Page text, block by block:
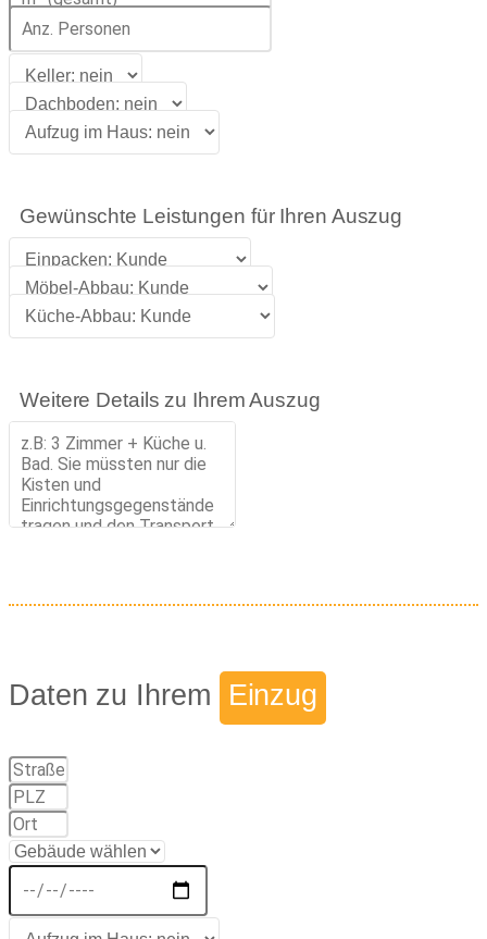
Gewünschte Leistungen für Ihren Auszug
Weitere Details zu Ihrem Auszug
Daten zu Ihrem Einzug